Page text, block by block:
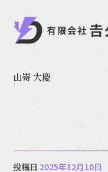
山嵜 大慶
投稿日 2025年12月10日